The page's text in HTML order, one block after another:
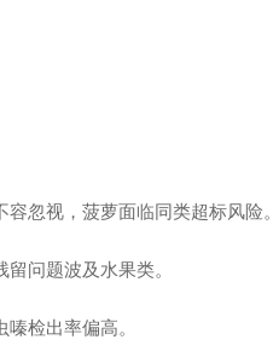
忽视，菠萝面临同类超标风险。
问题波及水果类。
检出率偏高。